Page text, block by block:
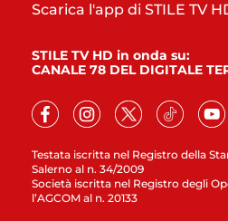
Testata iscritta nel Registro della
Salerno al n. 34/2009
Società iscritta nel Registro degli
l’AGCOM al n. 20133
Scarica l'app di STILE TV
STILE TV HD in onda su:
CANALE 78 DEL DIGITALE